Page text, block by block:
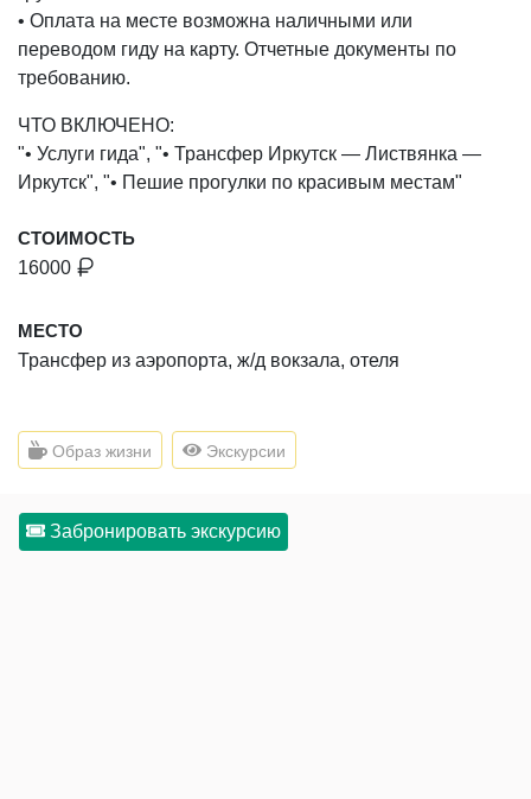
• Оплата на месте возможна наличными или
переводом гиду на карту. Отчетные документы по
требованию.
ЧТО ВКЛЮЧЕНО:
"• Услуги гида", "• Трансфер Иркутск — Листвянка —
Иркутск", "• Пешие прогулки по красивым местам"
СТОИМОСТЬ
16000
МЕСТО
Трансфер из аэропорта, ж/д вокзала, отеля
Образ жизни Экскурсии
Забронировать экскурсию